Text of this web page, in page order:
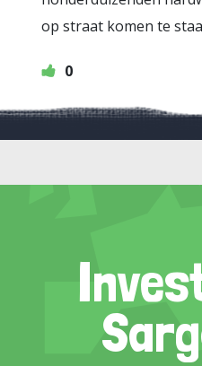
op straat komen te
0